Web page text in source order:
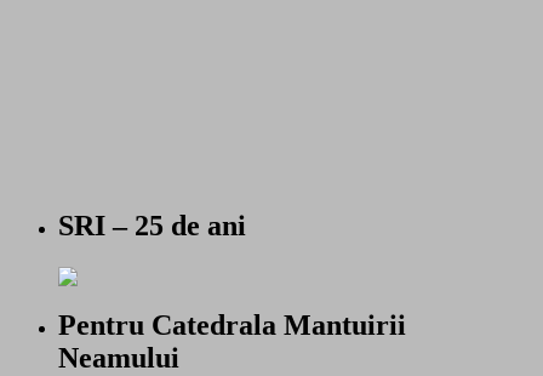
SRI – 25 de ani
Pentru Catedrala Mantuirii
Neamului